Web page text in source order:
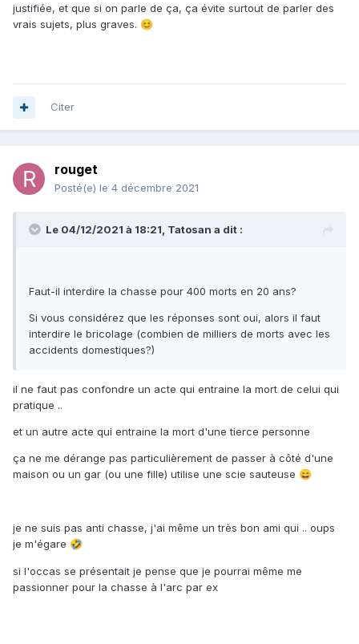
justifiée, et que si on parle de ça, ça évite surtout de parler des
vrais sujets, plus graves. 😊
Citer
rouget
Posté(e) le 4 décembre 2021
Le 04/12/2021 à 18:21, Tatosan a dit :
Faut-il interdire la chasse pour 400 morts en 20 ans?
Si vous considérez que les réponses sont oui, alors il faut
interdire le bricolage (combien de milliers de morts avec les
accidents domestiques?)
il ne faut pas confondre un acte qui entraine la mort de celui qui
pratique ..
et un autre acte qui entraine la mort d'une tierce personne
ça ne me dérange pas particulièrement de passer à côté d'une
maison ou un gar (ou une fille) utilise une scie sauteuse 😄
je ne suis pas anti chasse, j'ai même un très bon ami qui .. oups
je m'égare 🤣
si l'occas se présentait je pense que je pourrai même me
passionner pour la chasse à l'arc par ex